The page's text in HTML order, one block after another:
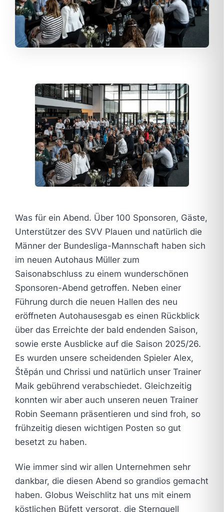
Was für ein Abend. Über 100 Sponsoren, Gäste,
Unterstützer des SVV Plauen und natürlich die
Männer der Bundesliga-Mannschaft haben sich
im neuen Autohaus Müller zum
Saisonabschluss zu einem wunderschönen
Sponsoren-Abend getroffen. Neben einer
Führung durch die neuen Hallen des neu
eröffneten Autohausesgab es einen Rückblick
über das Erreichte der bald endenden Saison,
sowie erste Ausblicke auf die Saison 2025/26.
Es wurden unsere scheidenden Spieler Alex,
Štěpán und Chrissi und natürlich unser Trainer
Maik gebührend verabschiedet. Gleichzeitig
konnten wir aber auch unseren neuen Trainer
Robin Seemann präsentieren und sind froh, so
frühzeitig diesen wichtigen Posten so gut
besetzt zu haben.
Wie immer sind wir allen Unternehmen sehr
dankbar, die diesen Abend so grandios gemacht
haben. Globus Weischlitz hat uns mit einem
köstlichen Büfett versorgt, die Sternquell